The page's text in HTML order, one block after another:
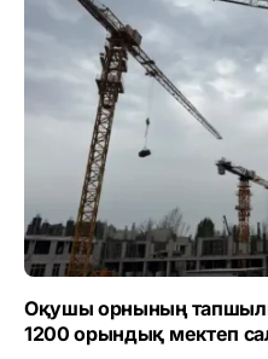
Оқушы орнының
1200 орындық мектеп